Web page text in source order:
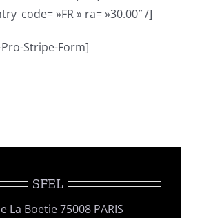
»FR » ra= »30.00″ /]
Stripe-Form]
SFEL
La Boetie 75008 PARIS